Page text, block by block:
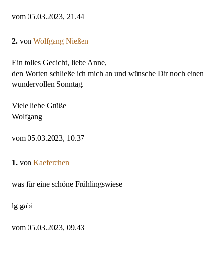
vom 05.03.2023, 21.44
2. von Wolfgang Nießen
Ein tolles Gedicht, liebe Anne,
den Worten schließe ich mich an und wünsche Dir noch einen
wundervollen Sonntag.
Viele liebe Grüße
Wolfgang
vom 05.03.2023, 10.37
1. von Kaeferchen
was für eine schöne Frühlingswiese
lg gabi
vom 05.03.2023, 09.43